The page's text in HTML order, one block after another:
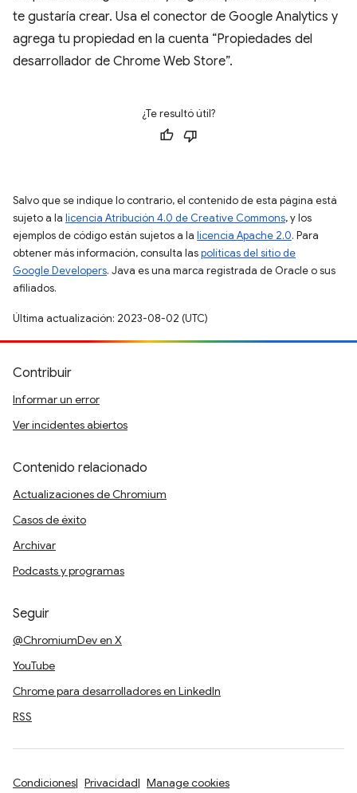
te gustaría crear. Usa el conector de Google Analytics y
agrega tu propiedad en la cuenta “Propiedades del
desarrollador de Chrome Web Store”.
¿Te resultó útil?
Salvo que se indique lo contrario, el contenido de esta página está
sujeto a la licencia Atribución 4.0 de Creative Commons, y los
ejemplos de código están sujetos a la licencia Apache 2.0. Para
obtener más información, consulta laspolíticas del sitio de
Google Developers. Java es una marca registrada de Oracle o sus
afiliados.
Última actualización: 2023-08-02 (UTC)
Contribuir
Informar un error
Ver incidentes abiertos
Contenido relacionado
Actualizaciones de Chromium
Casos de éxito
Archivar
Podcasts y programas
Seguir
@ChromiumDev en X
YouTube
Chrome para desarrolladores en LinkedIn
RSS
Condiciones Privacidad Manage cookies